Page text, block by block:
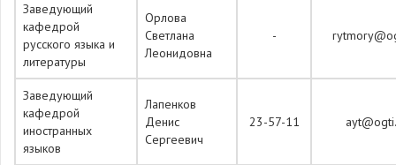
Заведующий
кафедрой
русского языка и
литературы
Орлова
Светлана
Леонидовна
-
Заведующий
кафедрой
иностранных
языков
Лапенков
Денис
Сергеевич
23-57-11